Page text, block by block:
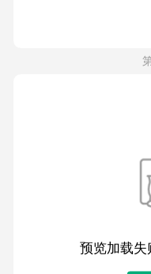
预览加载失